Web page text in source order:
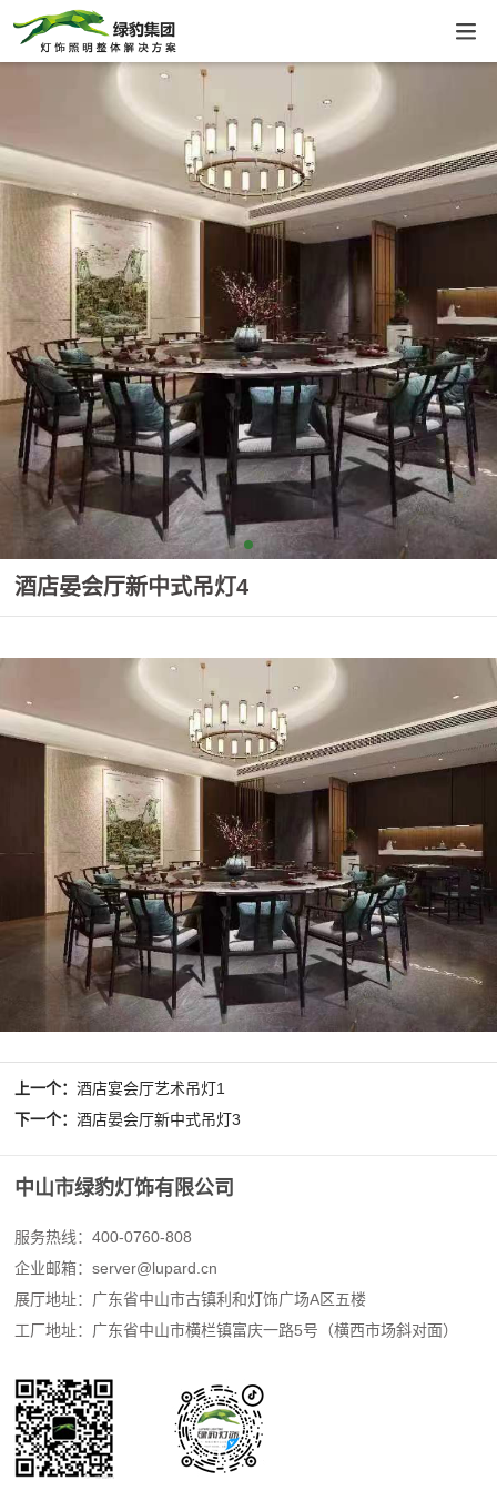
酒店晏会厅新中式吊灯4
上一个：酒店宴会厅艺术吊灯1
下一个：酒店晏会厅新中式吊灯3
中山市绿豹灯饰有限公司
服务热线：400-0760-808
企业邮箱：server@lupard.cn
展厅地址：广东省中山市古镇利和灯饰广场A区五楼
工厂地址：广东省中山市横栏镇富庆一路5号（横西市场斜对面）